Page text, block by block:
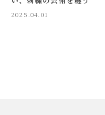
mini bag
2025.04.01